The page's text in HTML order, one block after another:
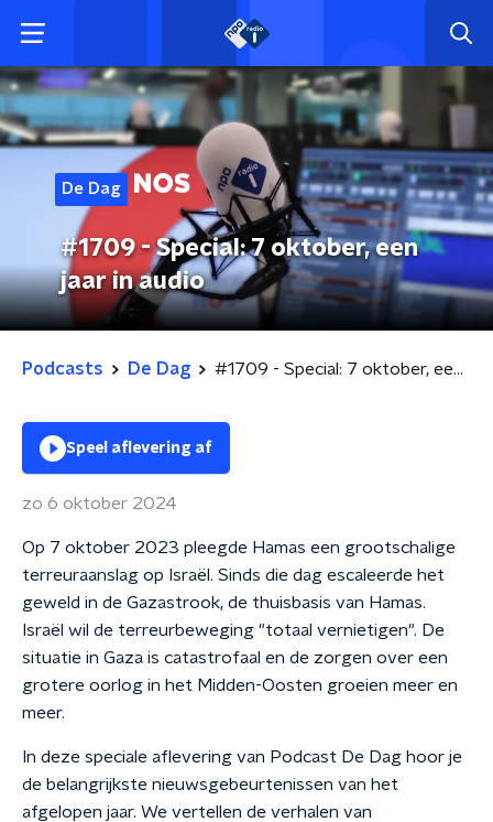
De Dag
#1709 - Special: 7 oktober, een
jaar in audio
Podcasts De Dag #1709 - Special: 7 oktober, een jaar in audio
Speel aflevering af
zo 6 oktober 2024
Op 7 oktober 2023 pleegde Hamas een grootschalige
terreuraanslag op Israël. Sinds die dag escaleerde het
geweld in de Gazastrook, de thuisbasis van Hamas.
Israël wil de terreurbeweging "totaal vernietigen". De
situatie in Gaza is catastrofaal en de zorgen over een
grotere oorlog in het Midden-Oosten groeien meer en
meer.
In deze speciale aflevering van Podcast De Dag hoor je
de belangrijkste nieuwsgebeurtenissen van het
afgelopen jaar. We vertellen de verhalen van